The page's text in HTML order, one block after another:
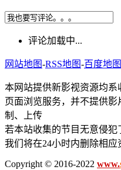
评论加载中...
网站地图-RSS地图-百度地图
本网站提供新影视资源均
页面浏览服务，并不提供
制、上传
若本站收集的节目无意侵犯
我们将在24小时内删除相应
Copyright © 2016-2022 www.